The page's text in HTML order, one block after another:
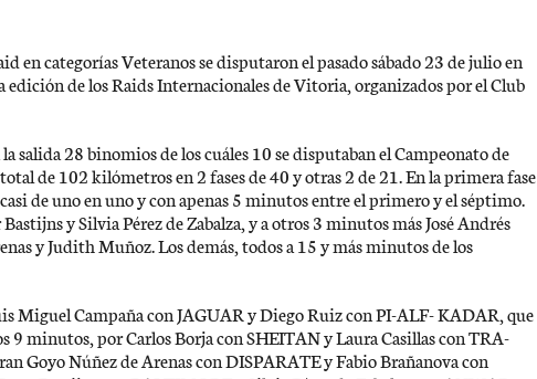
en categorías Veteranos se disputaron el pasado sábado 23 de julio en
edición de los Raids Internacionales de Vitoria, organizados por el Club
salida 28 binomios de los cuáles 10 se disputaban el Campeonato de
de 102 kilómetros en 2 fases de 40 y otras 2 de 21. En la primera fase
de uno en uno y con apenas 5 minutos entre el primero y el séptimo.
y Silvia Pérez de Zabalza, y a otros 3 minutos más José Andrés
y Judith Muñoz. Los demás, todos a 15 y más minutos de los
Miguel Campaña con JAGUAR y Diego Ruiz con PI-ALF- KADAR, que
9 minutos, por Carlos Borja con SHEITAN y Laura Casillas con TRA-
Goyo Núñez de Arenas con DISPARATE y Fabio Brañanova con